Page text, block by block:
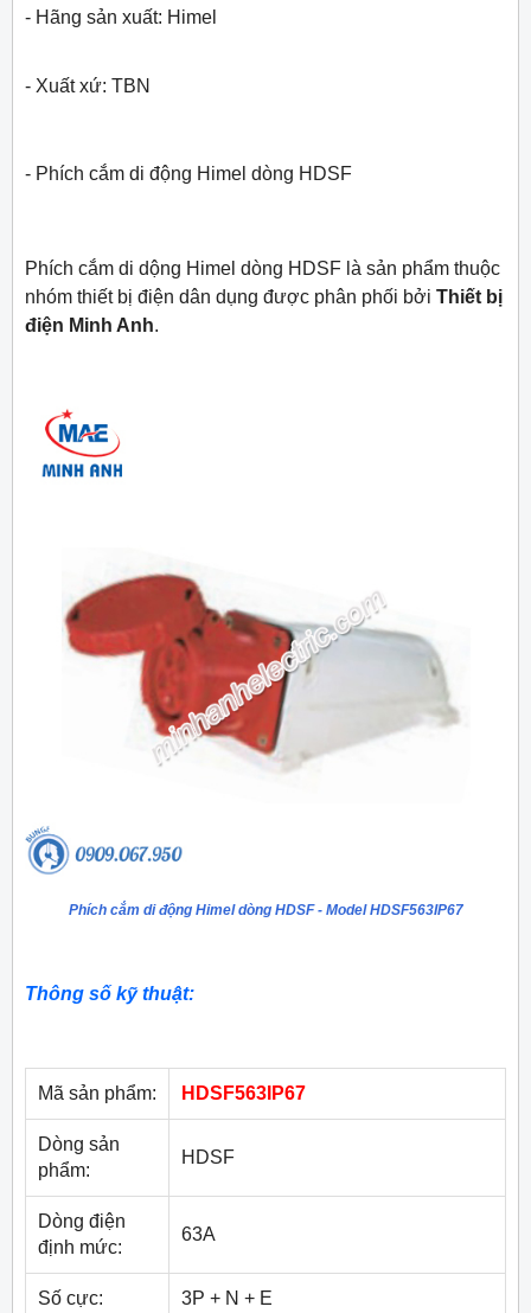
- Hãng sản xuất: Himel
- Xuất xứ: TBN
- Phích cắm di động Himel dòng HDSF
Phích cắm di dộng Himel dòng HDSF là sản phẩm thuộc
nhóm thiết bị điện dân dụng được phân phối bởi Thiết bị
điện Minh Anh.
Phích cắm di động Himel dòng HDSF - Model HDSF563IP67
Thông số kỹ thuật:
Mã sản phẩm: HDSF563IP67
Dòng sản
phẩm:
HDSF
Dòng điện
định mức:
63A
Số cực: 3P + N + E